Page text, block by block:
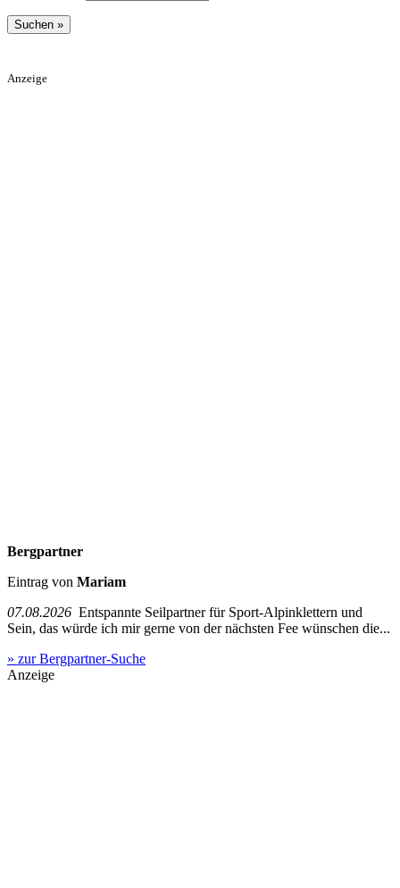
Anzeige
Bergpartner
Eintrag von Mariam
07.08.2026 Entspannte Seilpartner für Sport-Alpinklettern und
Sein, das würde ich mir gerne von der nächsten Fee wünschen die...
» zur Bergpartner-Suche
Anzeige